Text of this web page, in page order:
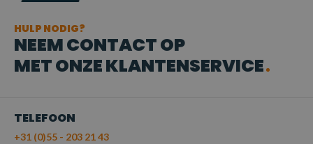
HULP NODIG?
NEEM CONTACT OP
MET ONZE KLANTENSERVICE
TELEFOON
+31 (0)55 - 203 21 43